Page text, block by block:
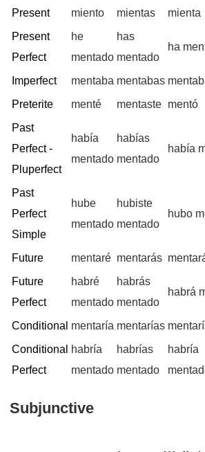
Present miento mientas mienta
Present
Perfect
he
mentado
has
mentado
ha
Imperfect
mentaba mentabas
Preterite
menté mentaste mentó
Past
Perfect -
Pluperfect
había
mentado
habías
mentado
había
Past
Perfect
Simple
hube
mentado
hubiste
mentado
hubo
Future mentaré mentarás
Future
Perfect
habré
mentado
habrás
mentado
habrá
Conditional mentaría mentarías
Conditional
Perfect
habría
mentado
habrías
mentado
habría
Subjunctive